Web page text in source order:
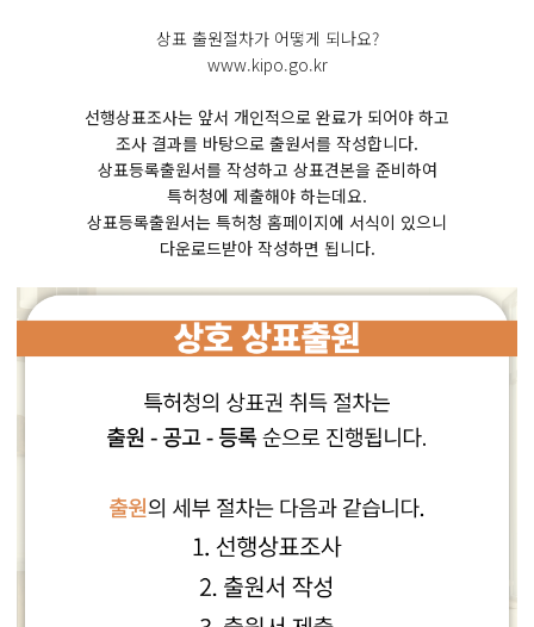
상표 출원절차가 어떻게 되나요?
www.kipo.go.kr
선행상표조사는 앞서 개인적으로 완료가 되어야 하고
조사 결과를 바탕으로 출원서를 작성합니다.
상표등록출원서를 작성하고 상표견본을 준비하여
특허청에 제출해야 하는데요.
상표등록출원서는 특허청 홈페이지에 서식이 있으니
다운로드받아 작성하면 됩니다.